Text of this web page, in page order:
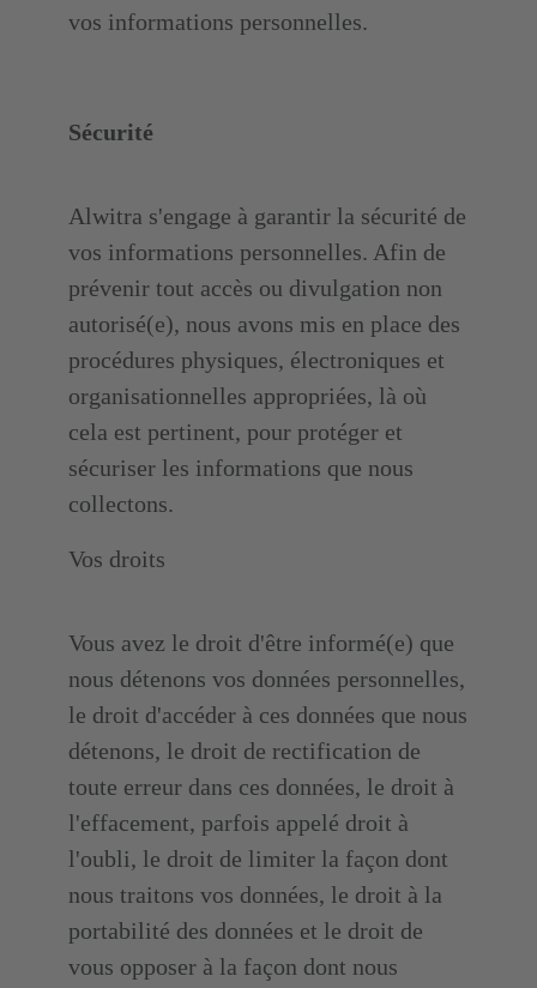
vos informations personnelles.
Sécurité
Alwitra s'engage à garantir la sécurité de
vos informations personnelles. Afin de
prévenir tout accès ou divulgation non
autorisé(e), nous avons mis en place des
procédures physiques, électroniques et
organisationnelles appropriées, là où
cela est pertinent, pour protéger et
sécuriser les informations que nous
collectons.
Vos droits
Vous avez le droit d'être informé(e) que
nous détenons vos données personnelles,
le droit d'accéder à ces données que nous
détenons, le droit de rectification de
toute erreur dans ces données, le droit à
l'effacement, parfois appelé droit à
l'oubli, le droit de limiter la façon dont
nous traitons vos données, le droit à la
portabilité des données et le droit de
vous opposer à la façon dont nous